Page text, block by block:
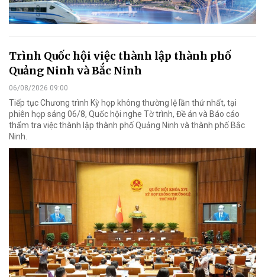
Trình Quốc hội việc thành lập thành phố
Quảng Ninh và Bắc Ninh
06/08/2026 09:00
Tiếp tục Chương trình Kỳ họp không thường lệ lần thứ nhất, tại
phiên họp sáng 06/8, Quốc hội nghe Tờ trình, Đề án và Báo cáo
thẩm tra việc thành lập thành phố Quảng Ninh và thành phố Bắc
Ninh.